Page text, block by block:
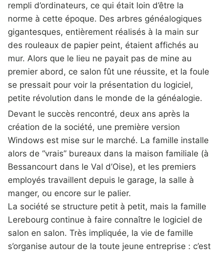
rempli d’ordinateurs, ce qui était loin d’être la
norme à cette époque. Des arbres généalogiques
gigantesques, entièrement réalisés à la main sur
des rouleaux de papier peint, étaient affichés au
mur. Alors que le lieu ne payait pas de mine au
premier abord, ce salon fût une réussite, et la foule
se pressait pour voir la présentation du logiciel,
petite révolution dans le monde de la généalogie.
Devant le succès rencontré, deux ans après la
création de la société, une première version
Windows est mise sur le marché. La famille installe
alors de “vrais” bureaux dans la maison familiale (à
Bessancourt dans le Val d’Oise), et les premiers
employés travaillent depuis le garage, la salle à
manger, ou encore sur le palier.
La société se structure petit à petit, mais la famille
Lerebourg continue à faire connaître le logiciel de
salon en salon. Très impliquée, la vie de famille
s’organise autour de la toute jeune entreprise : c’est